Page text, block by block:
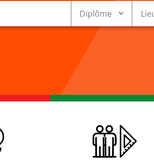
Diplôme